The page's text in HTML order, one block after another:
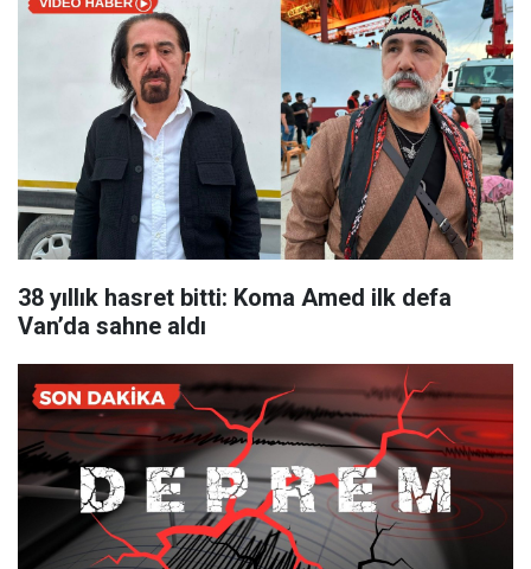
38 yıllık hasret bitti: Koma Amed ilk defa
Van’da sahne aldı